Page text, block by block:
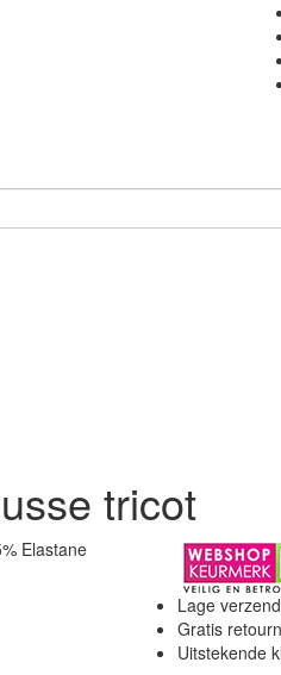
tricot
Elastane
Lage
Gratis
Uitstekende